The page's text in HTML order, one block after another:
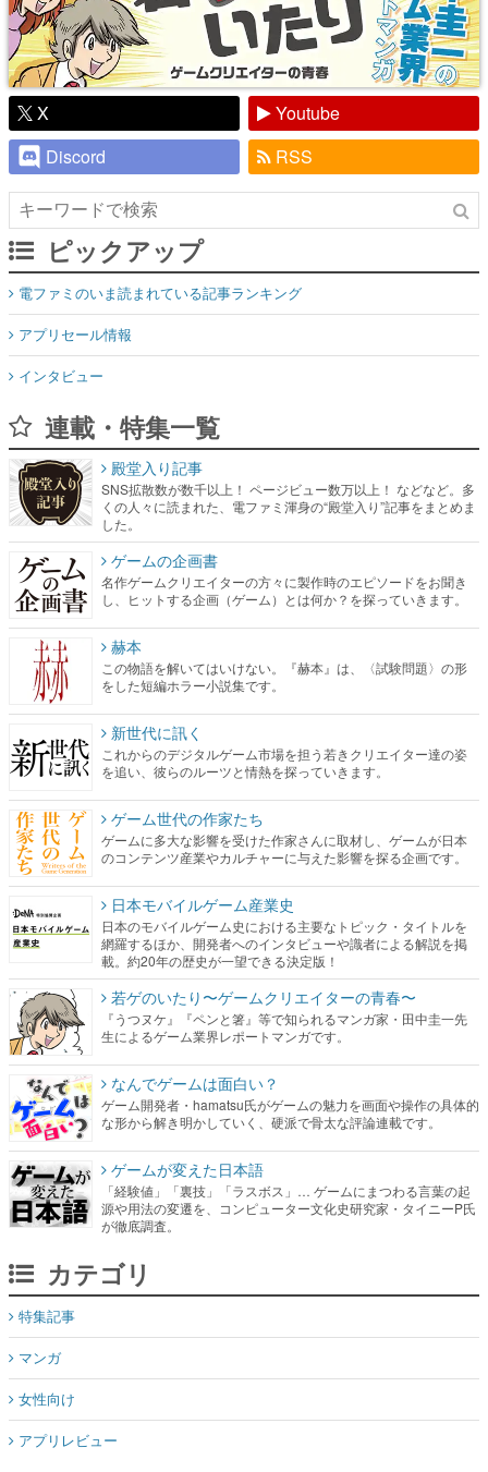
X
Youtube
Discord
RSS
ピックアップ
電ファミのいま読まれている記事ランキング
アプリセール情報
インタビュー
連載・特集一覧
殿堂入り記事
SNS拡散数が数千以上！ ページビュー数万以上！ などなど。多
くの人々に読まれた、電ファミ渾身の“殿堂入り”記事をまとめま
した。
ゲームの企画書
名作ゲームクリエイターの方々に製作時のエピソードをお聞き
し、ヒットする企画（ゲーム）とは何か？を探っていきます。
赫本
この物語を解いてはいけない。『赫本』は、〈試験問題〉の形
をした短編ホラー小説集です。
新世代に訊く
これからのデジタルゲーム市場を担う若きクリエイター達の姿
を追い、彼らのルーツと情熱を探っていきます。
ゲーム世代の作家たち
ゲームに多大な影響を受けた作家さんに取材し、ゲームが日本
のコンテンツ産業やカルチャーに与えた影響を探る企画です。
日本モバイルゲーム産業史
日本のモバイルゲーム史における主要なトピック・タイトルを
網羅するほか、開発者へのインタビューや識者による解説を掲
載。約20年の歴史が一望できる決定版！
若ゲのいたり〜ゲームクリエイターの青春〜
『うつヌケ』『ペンと箸』等で知られるマンガ家・田中圭一先
生によるゲーム業界レポートマンガです。
なんでゲームは面白い？
ゲーム開発者・hamatsu氏がゲームの魅力を画面や操作の具体的
な形から解き明かしていく、硬派で骨太な評論連載です。
ゲームが変えた日本語
「経験値」「裏技」「ラスボス」… ゲームにまつわる言葉の起
源や用法の変遷を、コンピューター文化史研究家・タイニーP氏
が徹底調査。
カテゴリ
特集記事
マンガ
女性向け
アプリレビュー